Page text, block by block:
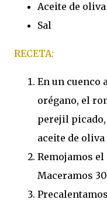
Aceite de oliva
Sal
RECETA:
En un cuenco
orégano, el
perejil
aceite de
Remojamos
Maceramos